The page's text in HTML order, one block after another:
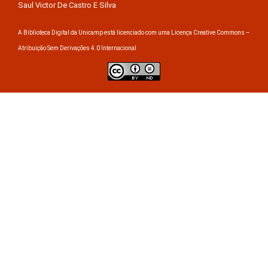
Saul Victor De Castro E Silva
A Biblioteca Digital da Unicamp está licenciado com uma Licença Creative Commons –
Atribuição Sem Derivações 4.0 Internacional